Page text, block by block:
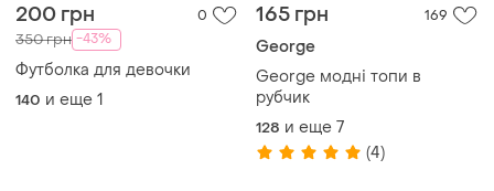
200 грн 0
350 грн -43%
Футболка для девочки
140 и еще 1
165 грн 169
George
George модні топи в
рубчик
128 и еще 7
(4)